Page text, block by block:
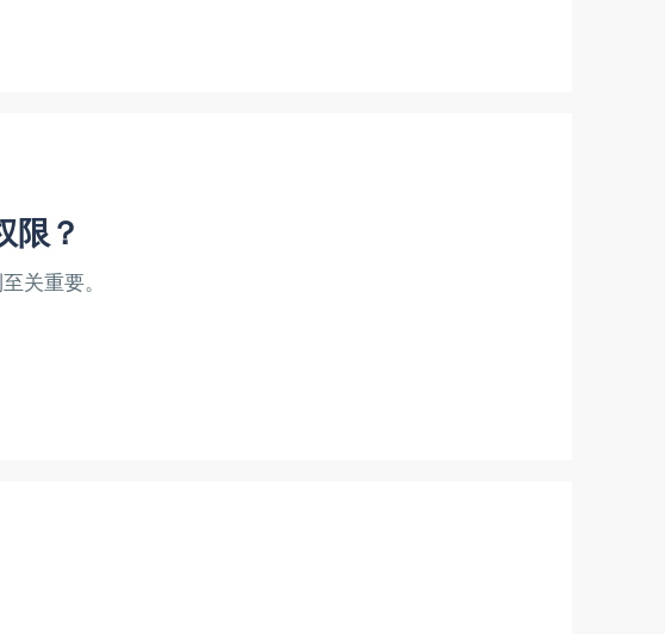
限？
关重要。